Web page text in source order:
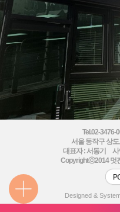
Tel.02-3476-
서울 동작구 상
대표자 : 서동기 사
Copyrightⓒ2014멋
Designed &